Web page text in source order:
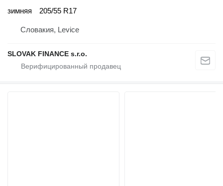
зимняя
205/55 R17
Словакия, Levice
SLOVAK FINANCE s.r.o.